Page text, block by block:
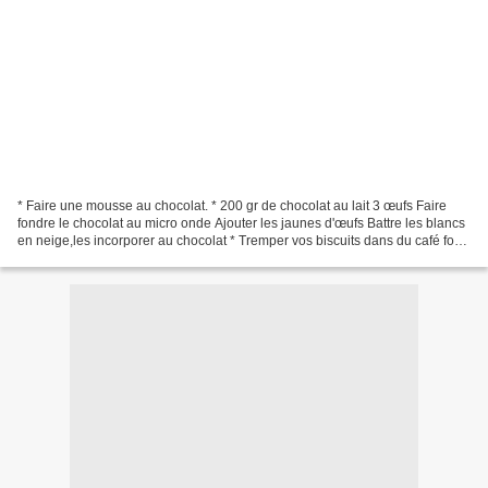
* Faire une mousse au chocolat. * 200 gr de chocolat au lait 3 œufs Faire
fondre le chocolat au micro onde Ajouter les jaunes d'œufs Battre les blancs
en neige,les incorporer au chocolat * Tremper vos biscuits dans du café fort